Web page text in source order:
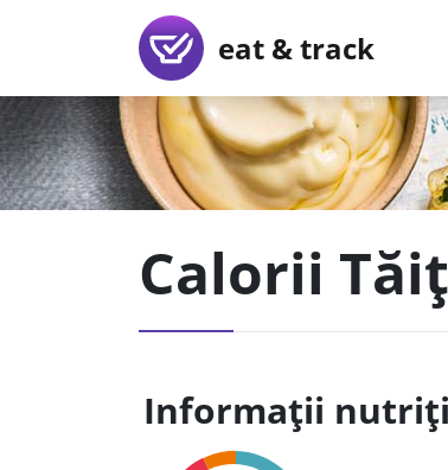
eat & track
Calorii
Informații